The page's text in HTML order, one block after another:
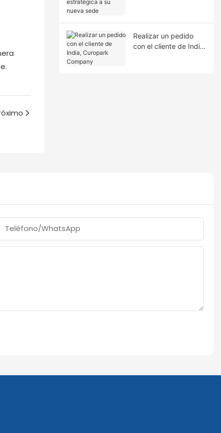
Realizar un pedido
con el cliente de India,
Teléfono/WhatsApp